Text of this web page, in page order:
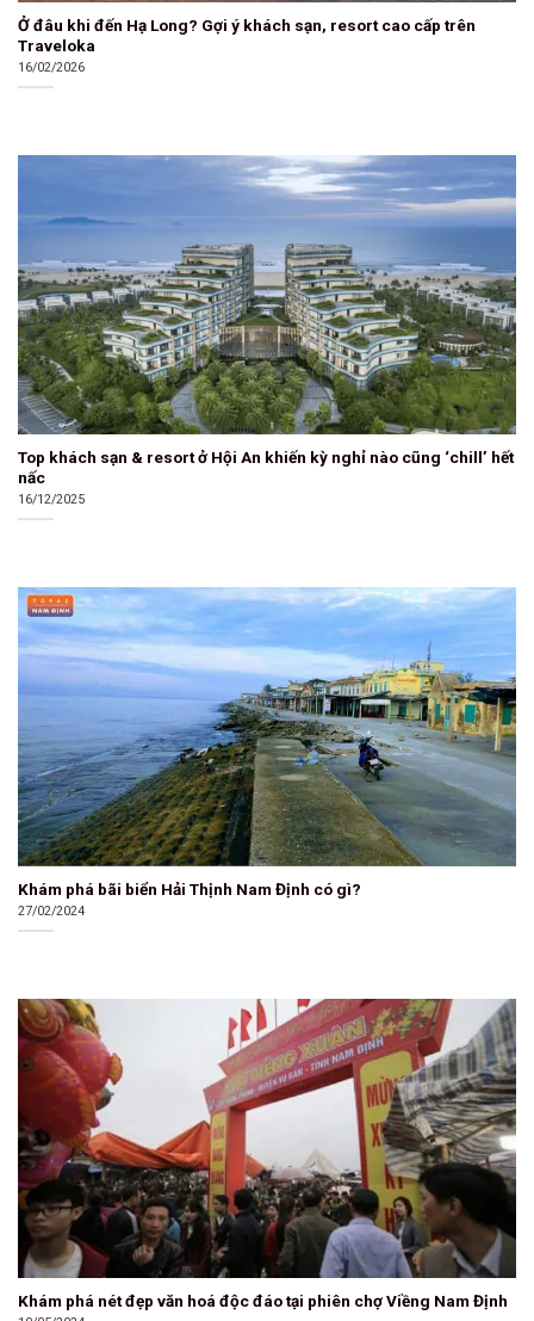
Ở đâu khi đến Hạ Long? Gợi ý khách sạn, resort cao cấp trên
Traveloka
16/02/2026
Top khách sạn & resort ở Hội An khiến kỳ nghỉ nào cũng ‘chill’ hết
nấc
16/12/2025
Khám phá bãi biển Hải Thịnh Nam Định có gì?
27/02/2024
Khám phá nét đẹp văn hoá độc đáo tại phiên chợ Viềng Nam Định